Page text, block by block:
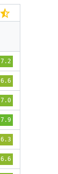
7.2
6.6
7.0
7.9
6.3
6.6